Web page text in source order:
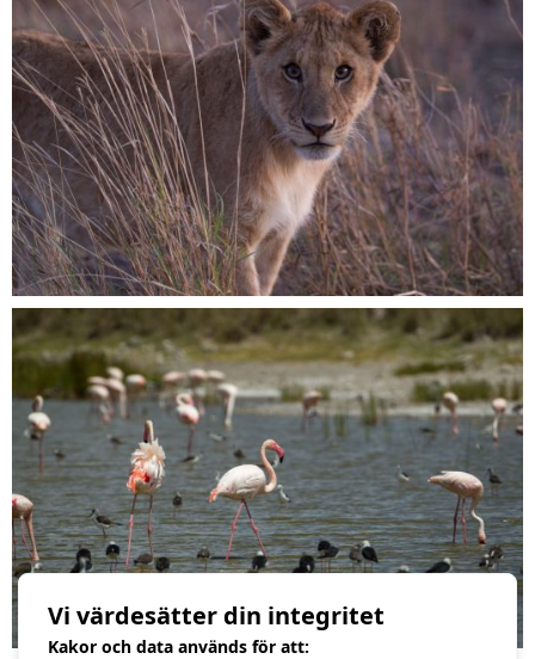
Vi värdesätter din integritet
Kakor och data används för att: